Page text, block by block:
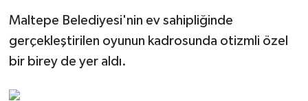
Maltepe Belediyesi'nin ev sahipliğinde
gerçekleştirilen oyunun kadrosunda otizmli özel
bir birey de yer aldı.